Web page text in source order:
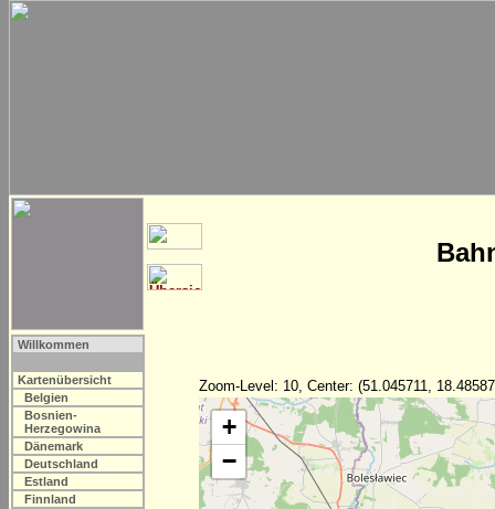
Willkommen
Kartenübersicht
Belgien
Bosnien-
Herzegowina
Dänemark
Deutschland
Estland
Finnland
Zoom-Level: 10, Center: (51.045711,
+
−